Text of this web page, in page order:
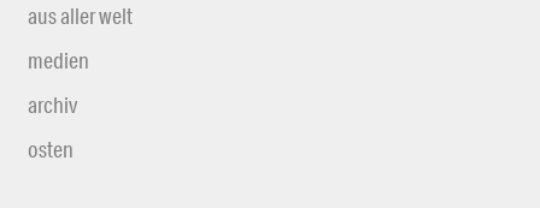
aus aller welt
medien
archiv
osten